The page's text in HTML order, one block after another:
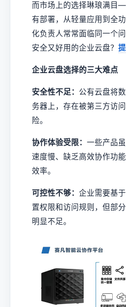
而市场上的选择琳琅满目
有部署，从轻量应用到全
化负责人常常面临同一个
安全又好用的企业云盘？
企业云盘选择的三大难点
安全性不足： 公有云盘将
务器上，存在被第三方访
险。
协作体验受限： 一些产品
速度慢、缺乏高效协作功
效率。
可控性不够： 企业需要基
置权限和访问规则，但部
明显不足。